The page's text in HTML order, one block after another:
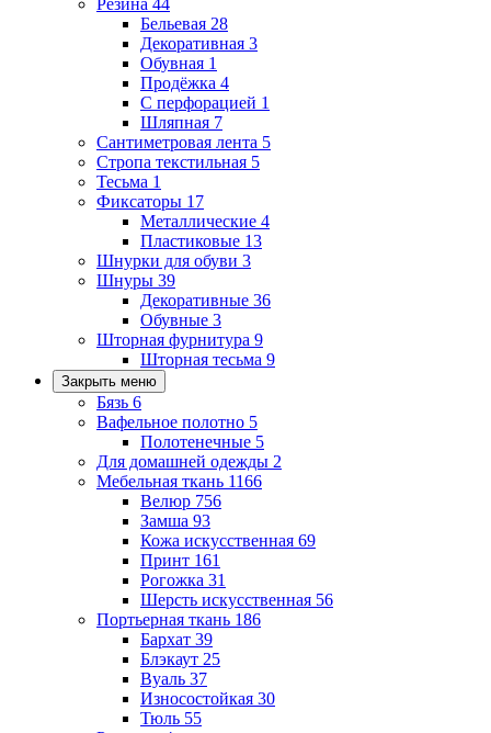
Бельевая 28
Декоративная 3
Обувная 1
Продёжка 4
С перфорацией 1
Шляпная 7
Сантиметровая лента 5
Стропа текстильная 5
Тесьма 1
Фиксаторы 17
Металлические 4
Пластиковые 13
Шнурки для обуви 3
Шнуры 39
Декоративные 36
Обувные 3
Шторная фурнитура 9
Шторная тесьма 9
Закрыть меню
Бязь 6
Вафельное полотно 5
Полотенечные 5
Для домашней одежды 2
Мебельная ткань 1166
Велюр 756
Замша 93
Кожа искусственная 69
Принт 161
Рогожка 31
Шерсть искусственная 56
Портьерная ткань 186
Бархат 39
Блэкаут 25
Вуаль 37
Износостойкая 30
Тюль 55